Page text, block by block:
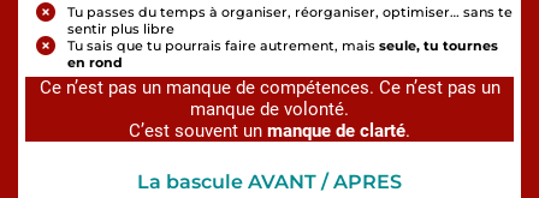
Tu passes du temps à organiser, réorganiser, optimiser… sans te
sentir plus libre
Tu sais que tu pourrais faire autrement, mais seule, tu tournes
en rond
Ce n’est pas un manque de compétences. Ce n’est pas un
manque de volonté.
C’est souvent un manque de clarté.
La bascule AVANT / APRES